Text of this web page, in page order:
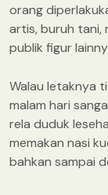
orang
artis, buruh tani,
publik figur
Walau letaknya
malam hari
rela duduk
memakan nasi
bahkan sampai